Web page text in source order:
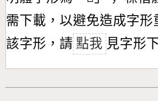
需下載，以避免造成字形
該字形，請 點我 見字形